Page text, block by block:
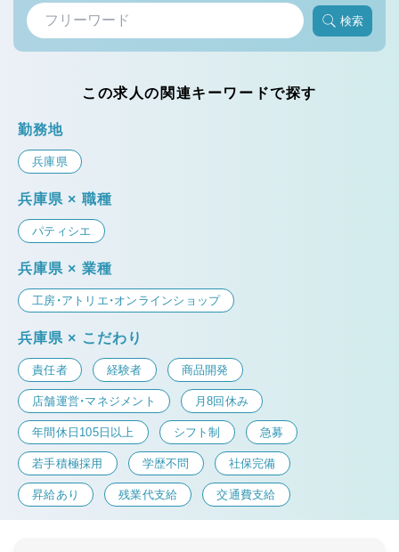
検索
この求人の関連キーワードで探す
勤務地
兵庫県
兵庫県 × 職種
パティシエ
兵庫県 × 業種
工房・アトリエ・オンラインショップ
兵庫県 × こだわり
責任者 経験者 商品開発
店舗運営・マネジメント 月8回休み
年間休日105日以上 シフト制 急募
若手積極採用 学歴不問 社保完備
昇給あり 残業代支給 交通費支給